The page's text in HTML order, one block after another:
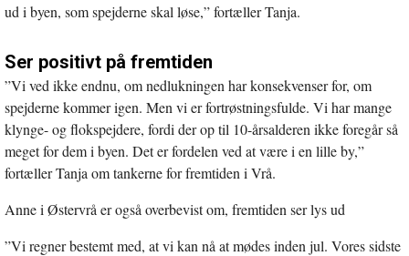
ud i byen, som spejderne skal løse,” fortæller Tanja.
Ser positivt på fremtiden
”Vi ved ikke endnu, om nedlukningen har konsekvenser for, om
spejderne kommer igen. Men vi er fortrøstningsfulde. Vi har mange
klynge- og flokspejdere, fordi der op til 10-årsalderen ikke foregår så
meget for dem i byen. Det er fordelen ved at være i en lille by,”
fortæller Tanja om tankerne for fremtiden i Vrå.
Anne i Østervrå er også overbevist om, fremtiden ser lys ud
”Vi regner bestemt med, at vi kan nå at mødes inden jul. Vores sidste